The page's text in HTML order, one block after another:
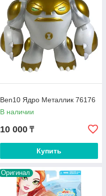
Ben10 Ядро Металлик 76176
В наличии
10 000 ₸
Купить
Оригинал